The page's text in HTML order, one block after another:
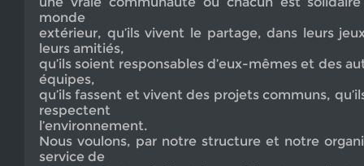
monde
extérieur, qu’ils vivent le partage, dans leurs
leurs amitiés,
qu’ils soient responsables d’eux-mêmes et des
équipes,
qu’ils fassent et vivent des projets communs,
respectent
l’environnement.
Nous voulons, par notre structure et notre
service de